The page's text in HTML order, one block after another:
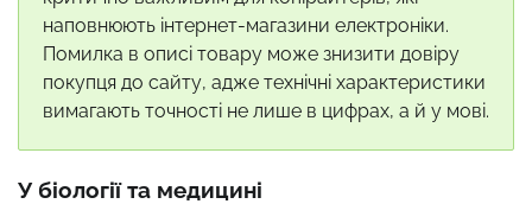
наповнюють інтернет-магазини електроніки.
Помилка в описі товару може знизити довіру
покупця до сайту, адже технічні характеристики
вимагають точності не лише в цифрах, а й у мові.
У біології та медицині